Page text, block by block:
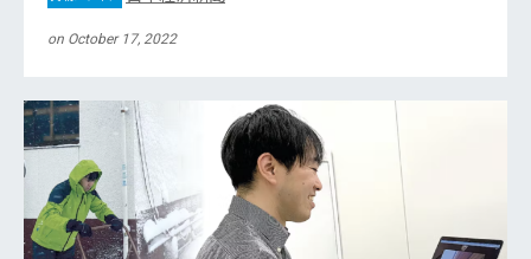
on October 17, 2022